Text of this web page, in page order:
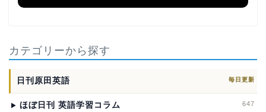
カテゴリーから探す
日刊原田英語 毎日更新
ほぼ日刊 英語学習コラム 647